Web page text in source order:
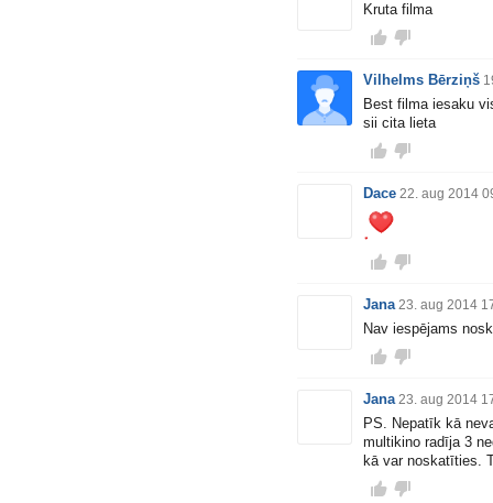
Kruta filma
Vilhelms Bērziņš
Best filma iesaku
sii cita lieta
Dace 22. aug 2014
Jana 23. aug 2014
Nav iespējams
Jana 23. aug 2014
PS. Nepatīk kā
multikino radīja 3
kā var noskatīties.